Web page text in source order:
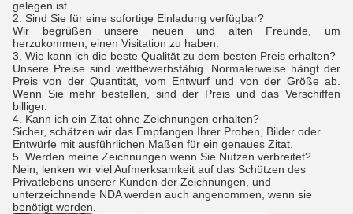
gelegen ist.
2.
Sind Sie für eine sofortige Einladung verfügbar?
Wir begrüßen unsere neuen und alten Freunde, um
herzukommen, einen Visitation zu haben.
3. Wie kann ich die beste Qualität zu dem besten Preis erhalten?
Unsere Preise sind wettbewerbsfähig. Normalerweise hängt der
Preis von der Quantität, vom Entwurf und von der Größe ab.
Wenn Sie mehr bestellen, sind der Preis und das Verschiffen
billiger.
4. Kann ich ein Zitat ohne Zeichnungen erhalten?
Sicher, schätzen wir das Empfangen Ihrer Proben, Bilder oder
Entwürfe mit ausführlichen Maßen für ein genaues Zitat.
5. Werden meine Zeichnungen wenn Sie Nutzen verbreitet?
Nein, lenken wir viel Aufmerksamkeit auf das Schützen des
Privatlebens unserer Kunden der Zeichnungen, und
unterzeichnende NDA werden auch angenommen, wenn sie
benötigt werden.